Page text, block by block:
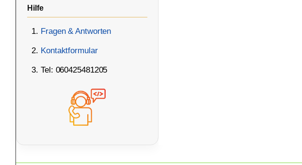
Hilfe
Fragen & Antworten
Kontaktformular
Tel: 060425481205